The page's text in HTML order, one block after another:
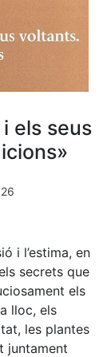
i els seus
i l’estima, en
secrets que
els
lloc, els
les plantes
juntament